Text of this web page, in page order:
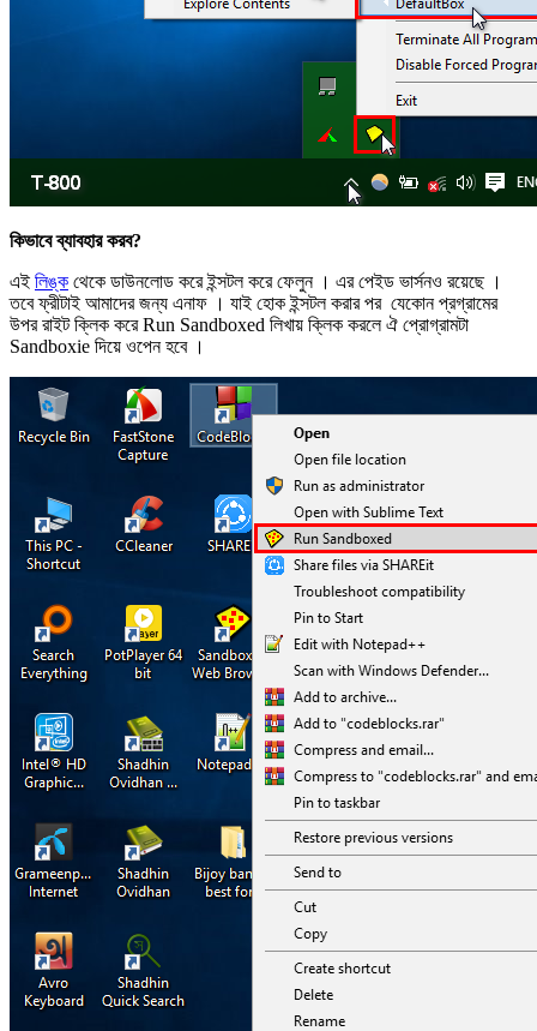
কিভাবে ব্যাবহার করব?
এই লিঙ্ক থেকে ডাউনলোড করে ইন্সটল করে ফেলুন । এর পেইড ভার্সনও রয়েছে ।
তবে ফ্রীটাই আমাদের জন্য এনাফ । যাই হোক ইন্সটল করার পর যেকোন প্রগ্রামের
উপর রাইট ক্লিক করে Run Sandboxed লিখায় ক্লিক করলে ঐ প্রোগ্রামটা
Sandboxie দিয়ে ওপেন হবে ।